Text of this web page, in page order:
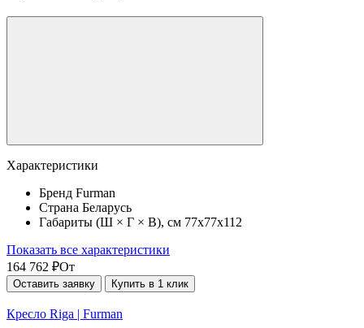
Характеристики
Бренд Furman
Страна Беларусь
Габариты (Ш × Г × В), см 77х77х112
Показать все характеристики
164 762 ₽От
Оставить заявку Купить в 1 клик
Кресло Riga | Furman